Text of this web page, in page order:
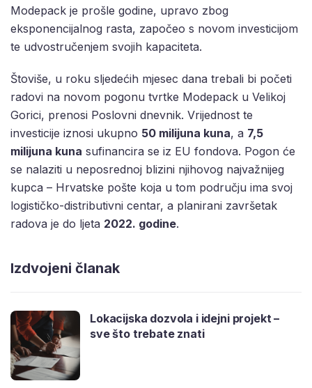
Modepack je prošle godine, upravo zbog
eksponencijalnog rasta, započeo s novom investicijom
te udvostručenjem svojih kapaciteta.
Štoviše, u roku sljedećih mjesec dana trebali bi početi
radovi na novom pogonu tvrtke Modepack u Velikoj
Gorici, prenosi Poslovni dnevnik. Vrijednost te
investicije iznosi ukupno 50 milijuna kuna, a 7,5
milijuna kuna sufinancira se iz EU fondova. Pogon će
se nalaziti u neposrednoj blizini njihovog najvažnijeg
kupca – Hrvatske pošte koja u tom području ima svoj
logističko-distributivni centar, a planirani završetak
radova je do ljeta 2022. godine.
Izdvojeni članak
Lokacijska dozvola i idejni projekt –
sve što trebate znati